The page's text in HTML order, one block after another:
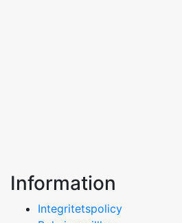
Information
Integritetspolicy